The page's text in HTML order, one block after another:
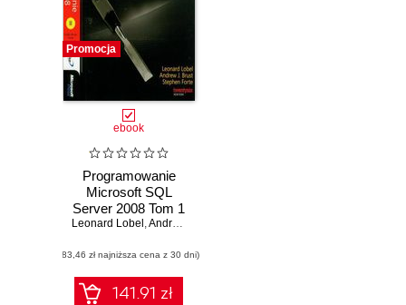
Promocja
ebook
Programowanie
Microsoft SQL
Server 2008 Tom 1
i 2. Pakiet
Leonard Lobel ,Andrew J. Brust
(83,46 zł najniższa cena z 30 dni)
141.91 zł